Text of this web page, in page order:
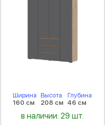
Ширина
160 см
Высота
208 см
Глубина
46 см
в наличии: 29 шт.